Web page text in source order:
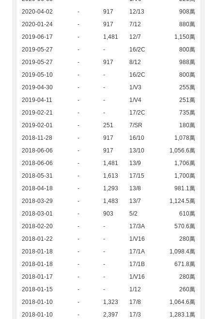
2020-04-02
- 917 12/13
908萬
2020-01-24
- 917 7/12
880萬
2019-06-17
- 1,481 12/7
1,150萬
2019-05-27
- - 16/2C
800萬
2019-05-27
- 917 8/12
988萬
2019-05-10
- - 16/2C
800萬
2019-04-30
- - 1/V3
255萬
2019-04-11
- - 1/V4
251萬
2019-02-21
- - 17/2C
735萬
2019-02-01
- 251 7/SR
180萬
2018-11-28
- 917 16/10
1,078萬
2018-06-06
- 917 13/10
1,056.6萬
2018-06-06
- 1,481 13/9
1,706萬
2018-05-31
- 1,613 17/15
1,700萬
2018-04-18
- 1,293 13/8
981.1萬
2018-03-29
- 1,483 13/7
1,124.5萬
2018-03-01
- 903 5/2
610萬
2018-02-20
- - 17/3A
570.6萬
2018-01-22
- - 1/V16
280萬
2018-01-18
- - 17/1A
1,098.4萬
2018-01-18
- - 17/1B
671.8萬
2018-01-17
- - 1/V16
280萬
2018-01-15
- - 1/12
260萬
2018-01-10
- 1,323 17/8
1,064.6萬
2018-01-10
- 2,397 17/3
1,283.1萬